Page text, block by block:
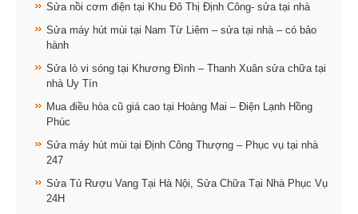
Sửa nồi cơm điện tại Khu Đô Thị Định Công- sửa tại nhà
Sửa máy hút mùi tại Nam Từ Liêm – sửa tại nhà – có bảo
hành
Sửa lò vi sóng tại Khương Đình – Thanh Xuân sửa chữa tại
nhà Uy Tín
Mua điều hòa cũ giá cao tại Hoàng Mai – Điện Lạnh Hồng
Phúc
Sửa máy hút mùi tại Định Công Thượng – Phục vụ tại nhà
247
Sửa Tủ Rượu Vang Tại Hà Nội, Sửa Chữa Tại Nhà Phục Vụ
24H